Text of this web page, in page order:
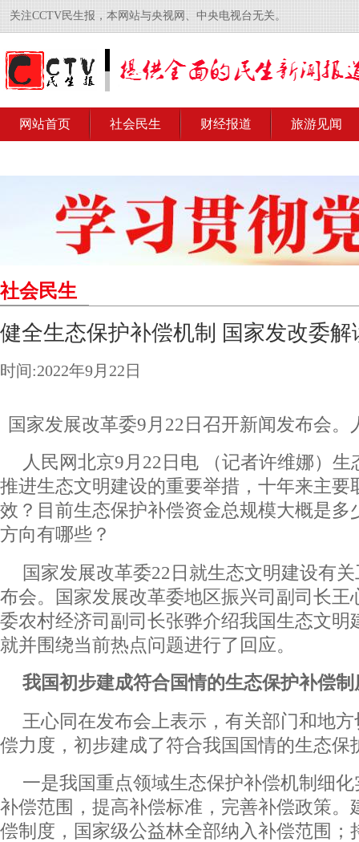
关注CCTV民生报，本网站与央视网、中央电视台无关。
网站首页 社会民生 财经报道 旅游见闻
社会民生
健全生态保护补偿机制 国家发改委
时间:2022年9月22日
国家发展改革委9月22日召开新闻发布会
人民网北京9月22日电 （记者许维娜）
推进生态文明建设的重要举措，十年来主要
效？目前生态保护补偿资金总规模大概是多
方向有哪些？
国家发展改革委22日就生态文明建设有
布会。国家发展改革委地区振兴司副司长王
委农村经济司副司长张骅介绍我国生态文明
就并围绕当前热点问题进行了回应。
我国初步建成符合国情的生态保护补偿制
王心同在发布会上表示，有关部门和地
偿力度，初步建成了符合我国国情的生态保
一是我国重点领域生态保护补偿机制细
补偿范围，提高补偿标准，完善补偿政策。
偿制度，国家级公益林全部纳入补偿范围；